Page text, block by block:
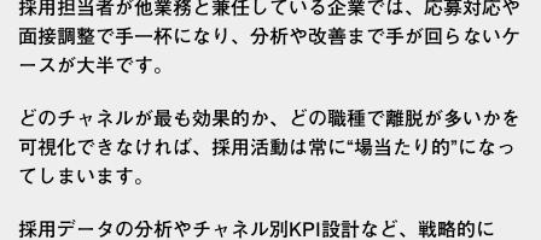
採用担当者が他業務と兼任している企業では、応募対応や
面接調整で手一杯になり、分析や改善まで手が回らないケ
ースが大半です。
どのチャネルが最も効果的か、どの職種で離脱が多いかを
可視化できなければ、採用活動は常に“場当たり的”になっ
てしまいます。
採用データの分析やチャネル別KPI設計など、戦略的に